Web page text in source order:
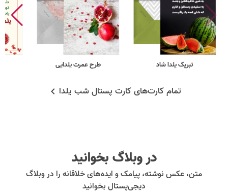
تبریک یلدا شاد طرح عمرت یلدایی
تمام کارت‌های کارت پستال شب یلدا
در وبلاگ بخوانید
متن، عکس نوشته، پیامک و ایده‌های خلاقانه را در وبلاگ
دیجی‌پستال بخوانید